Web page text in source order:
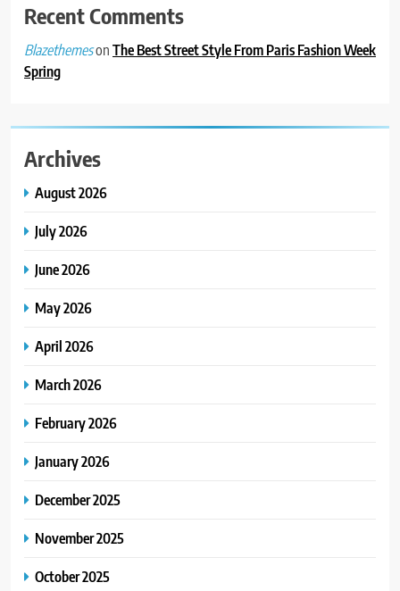
Recent Comments
BlazethemesonThe Best Street Style From Paris Fashion Week
Spring
Archives
August 2026
July 2026
June 2026
May 2026
April 2026
March 2026
February 2026
January 2026
December 2025
November 2025
October 2025